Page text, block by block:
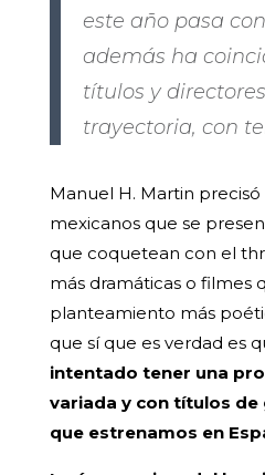
este año pasa
además ha
títulos y
trayectoria, con
Manuel H. Martin
mexicanos que se
que coquetean con el
más dramáticas o filmes
planteamiento más
que sí que es verdad es
intentado tener una
variada y con títulos
que estrenamos en